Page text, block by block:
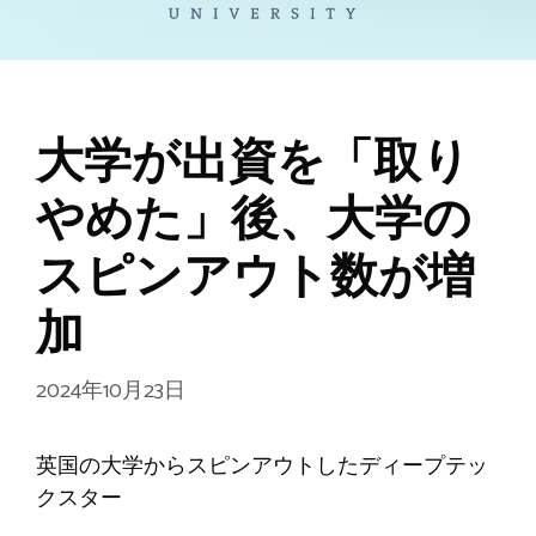
大学が出資を「取り
やめた」後、大学の
スピンアウト数が増
加
2024年10月23日
英国の大学からスピンアウトしたディープテッ
クスター